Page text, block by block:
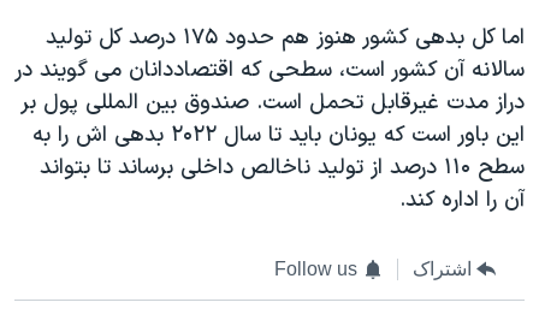
اما کل بدهی کشور هنوز هم حدود ۱۷۵ درصد کل تولید
سالانه آن کشور است، سطحی که اقتصاددانان می گويند در
دراز مدت غیرقابل تحمل است. صندوق بین المللی پول بر
این باور است که یونان باید تا سال ۲۰۲۲ بدهی اش را به
سطح ۱۱۰ درصد از تولید ناخالص داخلی برساند تا بتواند
آن را اداره کند.
اشتراک Follow us